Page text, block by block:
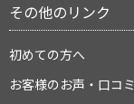
その他のリンク
初めての方へ
お客様のお声・口コミ